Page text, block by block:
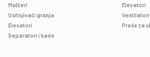
Malčeri
Usitnjivači granja
Elevatori
Separatori i kade
Elevatori
Preše za